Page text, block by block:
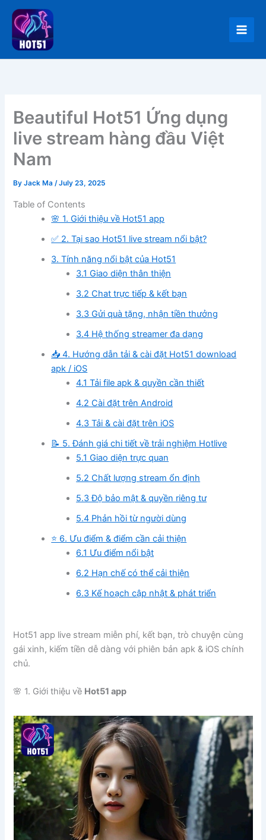
content
Beautiful Hot51 Ứng dụng
live stream hàng đầu Việt
Nam
ByJack Ma/July 23, 2025
Table of Contents
🌸 1. Giới thiệu về Hot51 app
✅ 2. Tại sao Hot51 live stream nổi bật?
3. Tính năng nổi bật của Hot51
3.1 Giao diện thân thiện
3.2 Chat trực tiếp & kết bạn
3.3 Gửi quà tặng, nhận tiền thưởng
3.4 Hệ thống streamer đa dạng
📥 4. Hướng dẫn tải & cài đặt Hot51 download
apk / iOS
4.1 Tải file apk & quyền cần thiết
4.2 Cài đặt trên Android
4.3 Tải & cài đặt trên iOS
📝 5. Đánh giá chi tiết về trải nghiệm Hotlive
5.1 Giao diện trực quan
5.2 Chất lượng stream ổn định
5.3 Độ bảo mật & quyền riêng tư
5.4 Phản hồi từ người dùng
⭐ 6. Ưu điểm & điểm cần cải thiện
6.1 Ưu điểm nổi bật
6.2 Hạn chế có thể cải thiện
6.3 Kế hoạch cập nhật & phát triển
Hot51 app live stream miễn phí, kết bạn, trò chuyện cùng
gái xinh, kiếm tiền dễ dàng với phiên bản apk & iOS chính
chủ.
🌸 1. Giới thiệu về Hot51 app